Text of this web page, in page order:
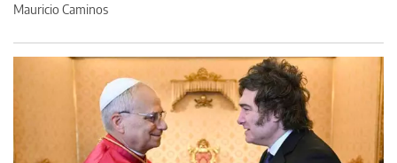
Mauricio Caminos